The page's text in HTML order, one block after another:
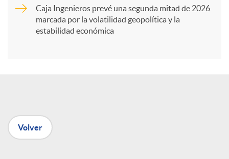
n
Caja Ingenieros prevé una segunda mitad de 2026
marcada por la volatilidad geopolítica y la
estabilidad económica
Volver